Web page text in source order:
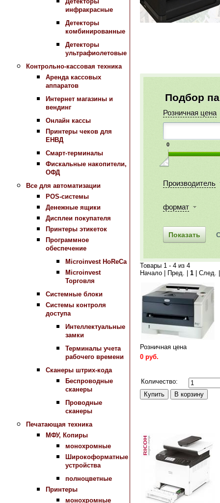
инфракрасные
Детекторы
комбинированные
Детекторы
ультрафиолетовые
Контрольно-кассовая техника
Аренда кассовых
аппаратов
Интернет магазины и
вендинг
Онлайн кассы
Принтеры чеков для
ЕНВД
Смарт-терминалы
Фискальные накопители,
ОФД
Все для автоматизации
POS-системы
Денежные ящики
Дисплеи покупателя
Принтеры этикеток
Программное
обеспечение
Microinvest HoReCa
Microinvest
Торговля
Системные блоки
Системы контроля
доступа
Интеллектуальные
замки
Терминалы учета
рабочего времени
Сканеры штрих-кода
Беспроводные
сканеры
Проводные
сканеры
Печатающая техника
МФУ, Копиры
монохромные
Широкоформатные
устройства
полноцветные
Принтеры
монохромные
Подбор
Розничная цена
0
Производитель
формат
Товары 1 - 4 из 4
Начало | Пред. | 1 | След.
Розничная цена
0 руб.
Количество: